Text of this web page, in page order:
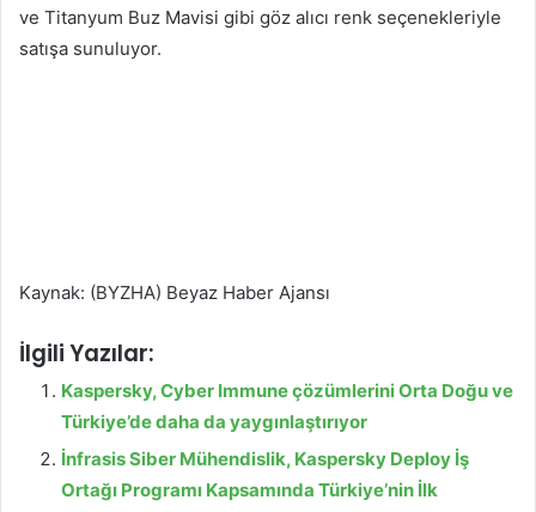
ve Titanyum Buz Mavisi gibi göz alıcı renk seçenekleriyle
satışa sunuluyor.
Kaynak: (BYZHA) Beyaz Haber Ajansı
İlgili Yazılar:
Kaspersky, Cyber Immune çözümlerini Orta Doğu ve
Türkiye’de daha da yaygınlaştırıyor
İnfrasis Siber Mühendislik, Kaspersky Deploy İş
Ortağı Programı Kapsamında Türkiye’nin İlk